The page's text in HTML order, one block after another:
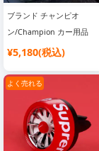
ブランド チャンピオ
ン/Champion カー用品
¥5,180(税込)
よく売れる